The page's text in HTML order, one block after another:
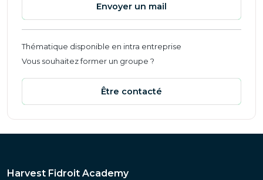
Envoyer un mail
Thématique disponible en intra entreprise
Vous souhaitez former un groupe ?
Être contacté
Harvest Fidroit Academy